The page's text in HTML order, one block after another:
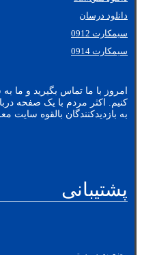
دانلود درسان
سیمکارت 0912
سیمکارت 0914
امروز با ما تماس بگیرید و ما
کنیم. اکثر مردم با یک صفحه
به بازدیدکنندگان بالقوه سایت
پشتیبانی